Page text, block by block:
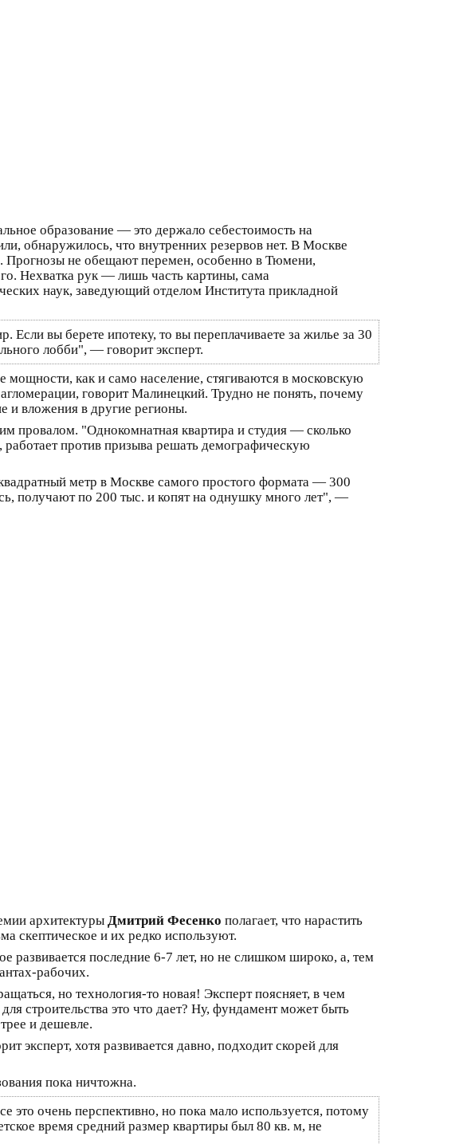
образование — это держало себестоимость на
обнаружилось, что внутренних резервов нет. В Москве
Прогнозы не обещают перемен, особенно в Тюмени,
Нехватка рук — лишь часть картины, сама
наук, заведующий отделом Института прикладной
вы берете ипотеку, то вы переплачиваете за жилье за 30
лобби", — говорит эксперт.
мощности, как и само население, стягиваются в московскую
говорит Малинецкий. Трудно не понять, почему
и вложения в другие регионы.
провалом. "Однокомнатная квартира и студия — сколько
против призыва решать демографическую
метр в Москве самого простого формата — 300
получают по 200 тыс. и копят на однушку много лет", —
архитектуры Дмитрий Фесенко полагает, что нарастить
скептическое и их редко используют.
развивается последние 6-7 лет, но не слишком широко, а, тем
рабочих.
но технология-то новая! Эксперт поясняет, в чем
строительства это что дает? Ну, фундамент может быть
и дешевле.
эксперт, хотя развивается давно, подходит скорей для
пока ничтожна.
очень перспективно, но пока мало используется, потому
время средний размер квартиры был 80 кв. м, не